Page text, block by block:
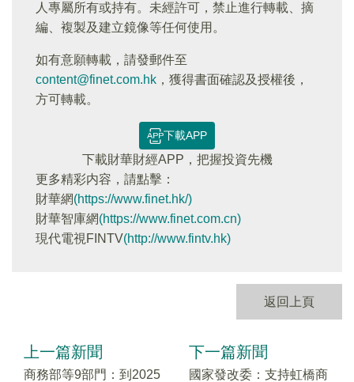
人專屬所有或持有。未經許可，禁止進行轉載、摘
編、複製及建立鏡像等任何使用。
如有意願轉載，請發郵件至
content@finet.com.hk ，獲得書面確認及授權後，
方可轉載。
下載APP
下載財華財經APP，把握投資先機
更多精彩内容，請點擊：
財華網(https://www.finet.hk/)
財華智庫網(https://www.finet.com.cn)
現代電視FINTV(http://www.fintv.hk)
返回上頁
上一篇新聞
商務部等9部門：到2025
下一篇新聞
國家發改委：支持虹橋商